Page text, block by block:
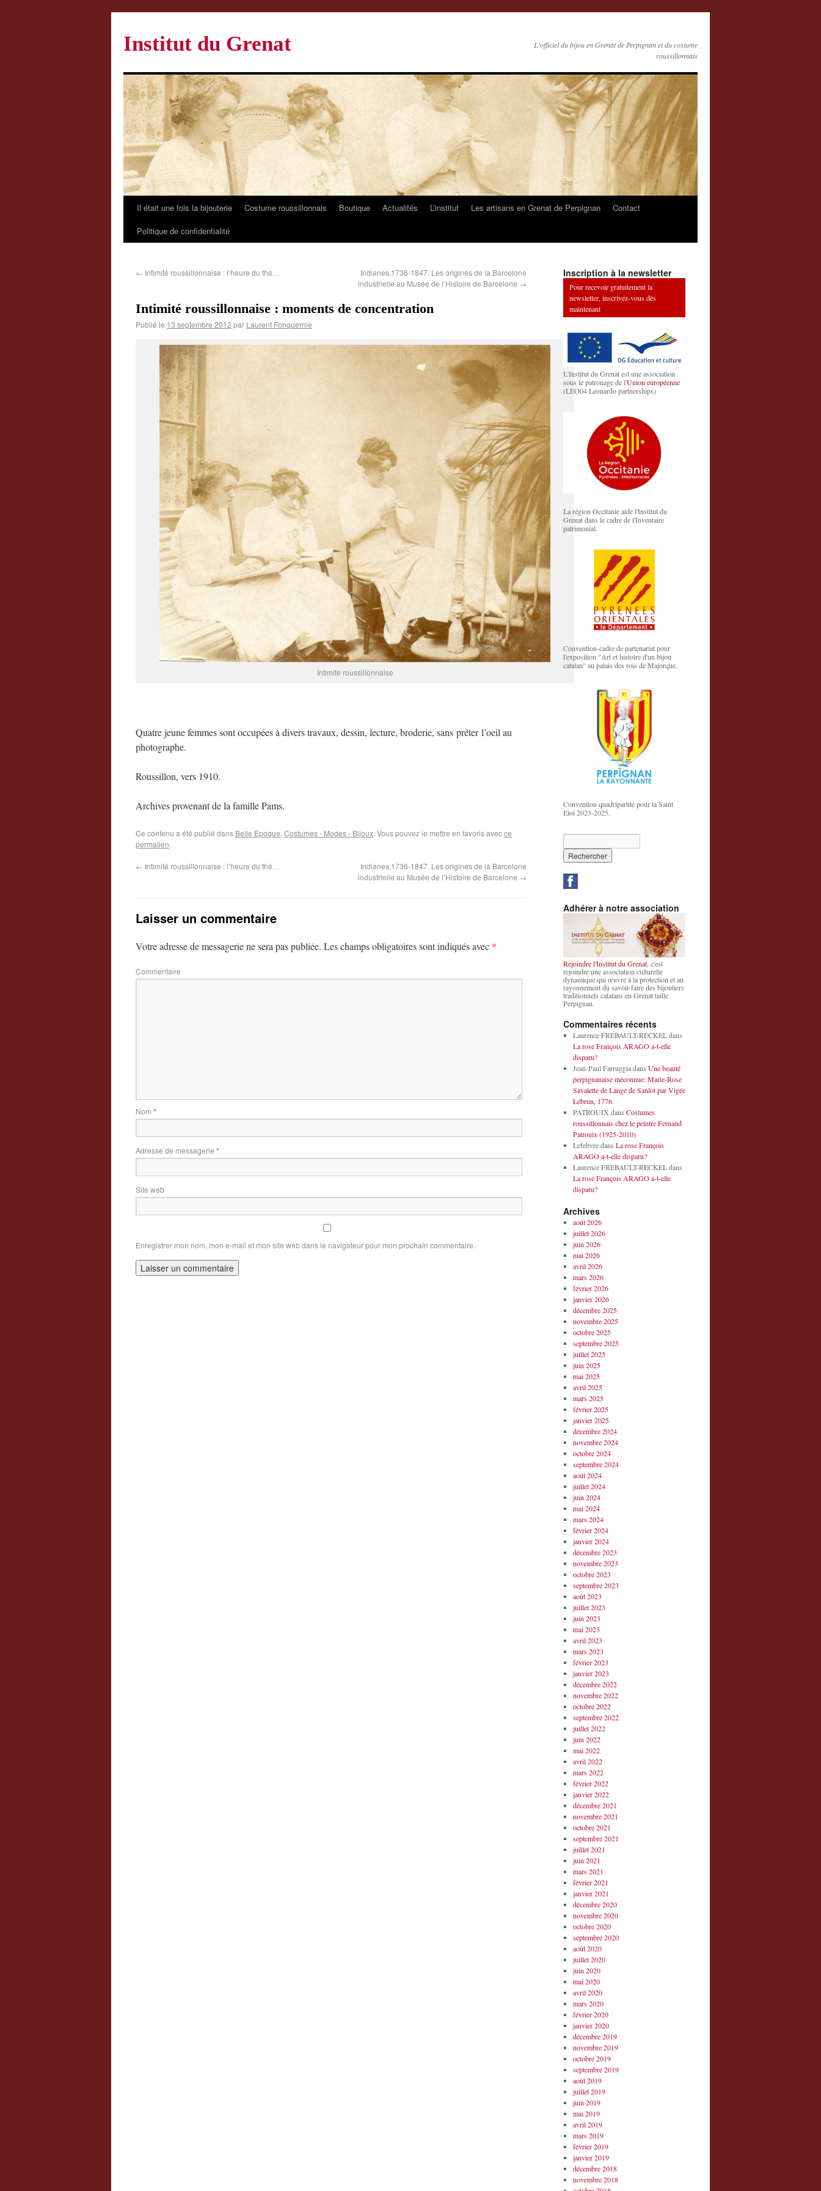
Institut du Grenat
L'officiel du bijou en Grenat de Perpignan et du costume
roussillonnais
Il était une fois la bijouterie Costume roussillonnais Boutique Actualités L’institut Les artisans en Grenat de Perpignan
Contact
Politique de confidentialité
← Intimité roussillonnaise : l’heure du thé…
Indianes,1736-1847. Les origines de la Barcelone
industrielle au Musée de l’Histoire de Barcelone →
Intimité roussillonnaise : moments de concentration
Publié le 13 septembre 2012 par Laurent Fonquernie
Intimité roussillonnaise
Quatre jeune femmes sont occupées à divers travaux, dessin, lecture, broderie, sans prêter l’oeil au
photographe.
Roussillon, vers 1910.
Archives provenant de la famille Pams.
Ce contenu a été publié dans Belle Epoque, Costumes - Modes - Bijoux. Vous pouvez le mettre en favoris avecce
permalien.
← Intimité roussillonnaise : l’heure du thé…
Indianes,1736-1847. Les origines de la Barcelone
industrielle au Musée de l’Histoire de Barcelone →
Laisser un commentaire
Votre adresse de messagerie ne sera pas publiée. Les champs obligatoires sont indiqués avec *
Commentaire
Nom *
Adresse de messagerie *
Site web
Enregistrer mon nom, mon e-mail et mon site web dans le navigateur pour mon prochain commentaire.
Inscription à la newsletter
Pour recevoir gratuitement la
newsletter, inscrivez-vous dès
maintenant
L'Institut du Grenat est une association
sous le patronage de l'Union européenne
(LEO04 Leonardo partnerships)
La région Occitanie aide l'Institut du
Grenat dans le cadre de l'Inventaire
patrimonial.
Convention-cadre de partenariat pour
l'exposition "Art et histoire d'un bijou
catalan" au palais des rois de Majorque.
Convention quadripartite pour la Saint
Eloi 2023-2025.
Adhérer à notre association
Rejoindre l'Institut du Grenat , c'est
rejoindre une association culturelle
dynamique qui œuvre à la protection et au
rayonnement du savoir-faire des bijoutiers
traditionnels catalans en Grenat taille
Perpignan.
Commentaires récents
Laurence FREBAULT-RECKELdans
La rose François ARAGO a-t-elle
disparu?
Jean-Paul Farruggiadans Une beauté
perpignanaise méconnue: Marie-Rose
Savalette de Lange de Sanlot par Vigée
Lebrun, 1776.
PATROUIX dans Costumes
roussillonnais chez le peintre Fernand
Patrouix (1925-2010)
Lefebvredans La rose François
ARAGO a-t-elle disparu?
Laurence FREBAULT-RECKELdans
La rose François ARAGO a-t-elle
disparu?
Archives
août 2026
juillet 2026
juin 2026
mai 2026
avril 2026
mars 2026
février 2026
janvier 2026
décembre 2025
novembre 2025
octobre 2025
septembre 2025
juillet 2025
juin 2025
mai 2025
avril 2025
mars 2025
février 2025
janvier 2025
décembre 2024
novembre 2024
octobre 2024
septembre 2024
août 2024
juillet 2024
juin 2024
mai 2024
mars 2024
février 2024
janvier 2024
décembre 2023
novembre 2023
octobre 2023
septembre 2023
août 2023
juillet 2023
juin 2023
mai 2023
avril 2023
mars 2023
février 2023
janvier 2023
décembre 2022
novembre 2022
octobre 2022
septembre 2022
juillet 2022
juin 2022
mai 2022
avril 2022
mars 2022
février 2022
janvier 2022
décembre 2021
novembre 2021
octobre 2021
septembre 2021
juillet 2021
juin 2021
mars 2021
février 2021
janvier 2021
décembre 2020
novembre 2020
octobre 2020
septembre 2020
août 2020
juillet 2020
juin 2020
mai 2020
avril 2020
mars 2020
février 2020
janvier 2020
décembre 2019
novembre 2019
octobre 2019
septembre 2019
août 2019
juillet 2019
juin 2019
mai 2019
avril 2019
mars 2019
février 2019
janvier 2019
décembre 2018
novembre 2018